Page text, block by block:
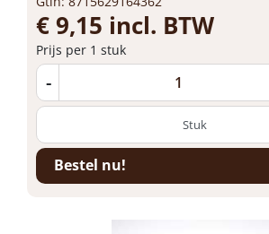
€ 9,15 incl. BTW
Prijs per 1 stuk
-
Bestel nu!